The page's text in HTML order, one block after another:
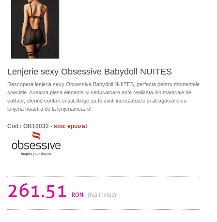
Lenjerie sexy Obsessive Babydoll NUITES
Descopera lenjeria sexy Obsessive Babydoll NUITES, perfecta pentru momentele
speciale. Aceasta piesa eleganta si seducatoare este realizata din materiale de
calitate, oferind confort si stil. Alege sa te simti increzatoare si atragatoare cu
lenjeria noastra de la lenjeriamea.ro!
Cod : OB10032 - stoc epuizat
261.51 RON (tva inclus)